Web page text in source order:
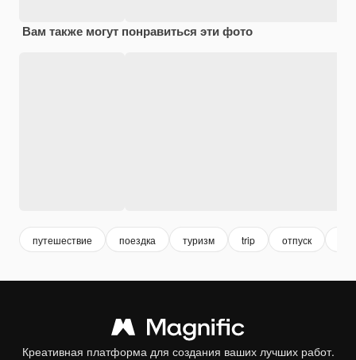
Вам также могут понравиться эти фото
путешествие поездка туризм trip отпуск
Креативная платформа для создания ваших лучших работ.